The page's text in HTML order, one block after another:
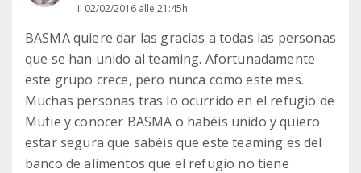
il 02/02/2016 alle 21:45h
BASMA quiere dar las gracias a todas las personas
que se han unido al teaming. Afortunadamente
este grupo crece, pero nunca como este mes.
Muchas personas tras lo ocurrido en el refugio de
Mufie y conocer BASMA o habéis unido y quiero
estar segura que sabéis que este teaming es del
banco de alimentos que el refugio no tiene